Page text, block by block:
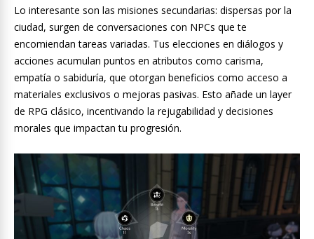
Lo interesante son las misiones secundarias: dispersas por la
ciudad, surgen de conversaciones con NPCs que te
encomiendan tareas variadas. Tus elecciones en diálogos y
acciones acumulan puntos en atributos como carisma,
empatía o sabiduría, que otorgan beneficios como acceso a
materiales exclusivos o mejoras pasivas. Esto añade un layer
de RPG clásico, incentivando la rejugabilidad y decisiones
morales que impactan tu progresión.